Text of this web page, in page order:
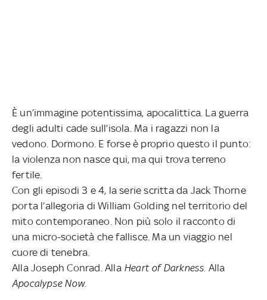
È un’immagine potentissima, apocalittica. La guerra
degli adulti cade sull’isola. Ma i ragazzi non la
vedono. Dormono. E forse è proprio questo il punto:
la violenza non nasce qui, ma qui trova terreno
fertile.
Con gli episodi 3 e 4, la serie scritta da Jack Thorne
porta l’allegoria di William Golding nel territorio del
mito contemporaneo. Non più solo il racconto di
una micro-società che fallisce. Ma un viaggio nel
cuore di tenebra.
Alla Joseph Conrad. Alla Heart of Darkness . Alla
Apocalypse Now.